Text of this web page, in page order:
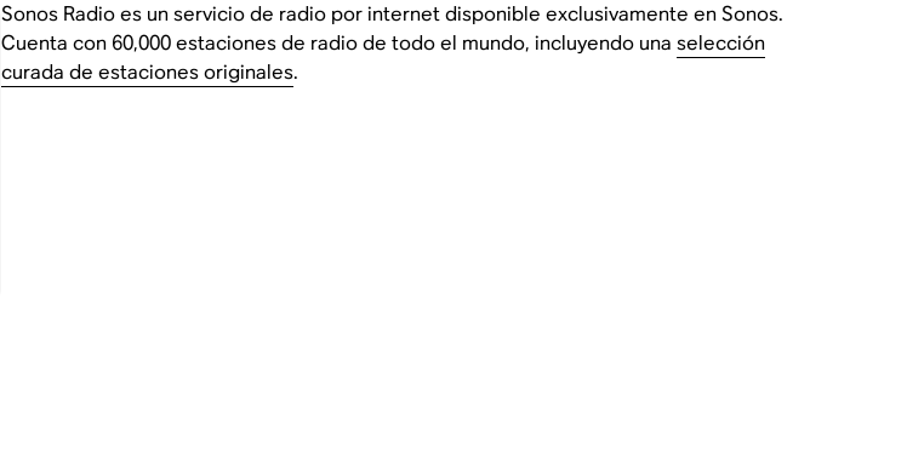
Sonos Radio es un servicio de radio por internet disponible exclusivamente en Sonos.
Cuenta con 60,000 estaciones de radio de todo el mundo, incluyendo una selección
curada de estaciones originales.